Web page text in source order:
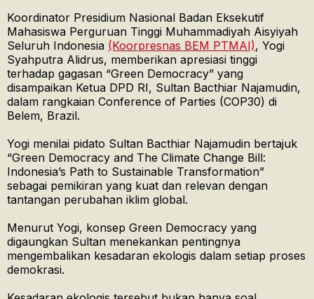
Koordinator Presidium Nasional Badan Eksekutif
Mahasiswa Perguruan Tinggi Muhammadiyah Aisyiyah
Seluruh Indonesia (Koorpresnas BEM PTMAI), Yogi
Syahputra Alidrus, memberikan apresiasi tinggi
terhadap gagasan “Green Democracy” yang
disampaikan Ketua DPD RI, Sultan Bacthiar Najamudin,
dalam rangkaian Conference of Parties (COP30) di
Belem, Brazil.
Yogi menilai pidato Sultan Bacthiar Najamudin bertajuk
“Green Democracy and The Climate Change Bill:
Indonesia’s Path to Sustainable Transformation”
sebagai pemikiran yang kuat dan relevan dengan
tantangan perubahan iklim global.
Menurut Yogi, konsep Green Democracy yang
digaungkan Sultan menekankan pentingnya
mengembalikan kesadaran ekologis dalam setiap proses
demokrasi.